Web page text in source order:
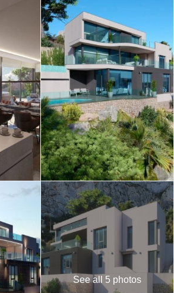
See all 5 photos